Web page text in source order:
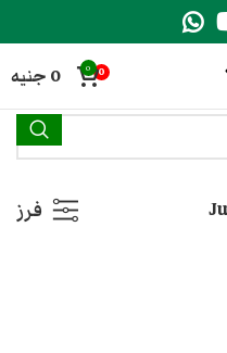
0
0
0 جنيه
فرز